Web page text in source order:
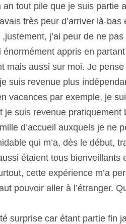
an tout pile que je suis partie
très peur d’arriver là-
j’ai peur de ne
énormément appris en
mais aussi sur moi. Je
suis revenue plus
vacances par exemple, je
je suis revenue pratiquement
d’accueil auxquels je ne
qui m’a, dès le début,
étaient tous bienveillants
cette expérience m’a
pouvoir aller à l’étranger.
surprise car étant partie fin